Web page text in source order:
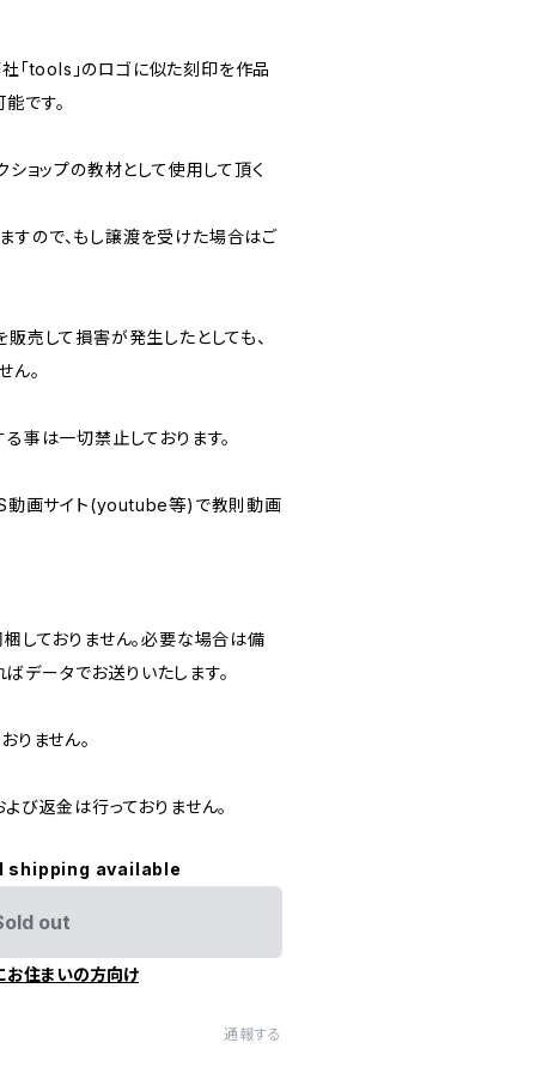
「tools」のロゴに似た刻印を作品
です。
ョップの教材として使用して頂く
すので、もし譲渡を受けた場合はご
売して損害が発生したとしても、
ん。
事は一切禁止しております。
動画サイト(youtube等)で教則動画
しておりません。必要な場合は備
データでお送りいたします。
りません。
び返金は行っておりません。
shipping available
out
お住まいの方向け
通報する